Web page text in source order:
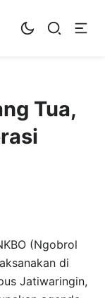
Tua,
(Ngobrol
di
Jatiwaringin,